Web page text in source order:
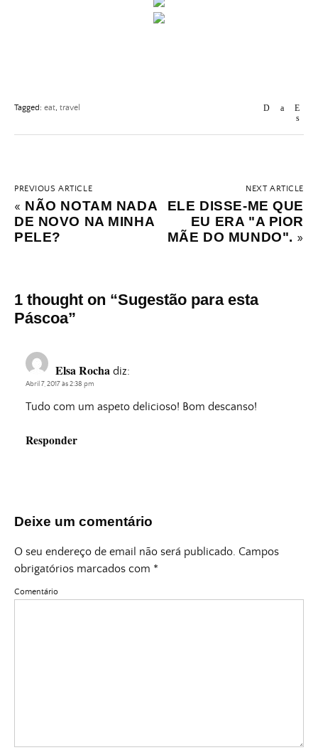
Tagged: eat, travel
PREVIOUS ARTICLE
« NÃO NOTAM NADA
DE NOVO NA MINHA
PELE?
NEXT ARTICLE
ELE DISSE-ME QUE
EU ERA "A PIOR
MÃE DO MUNDO". »
1 thought on “Sugestão para esta
Páscoa”
Elsa Rocha diz:
Abril 7, 2017 às 2:38 pm
Tudo com um aspeto delicioso! Bom descanso!
Responder
Deixe um comentário
O seu endereço de email não será publicado. Campos
obrigatórios marcados com *
Comentário